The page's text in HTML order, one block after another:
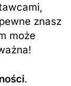
znasz
może
.